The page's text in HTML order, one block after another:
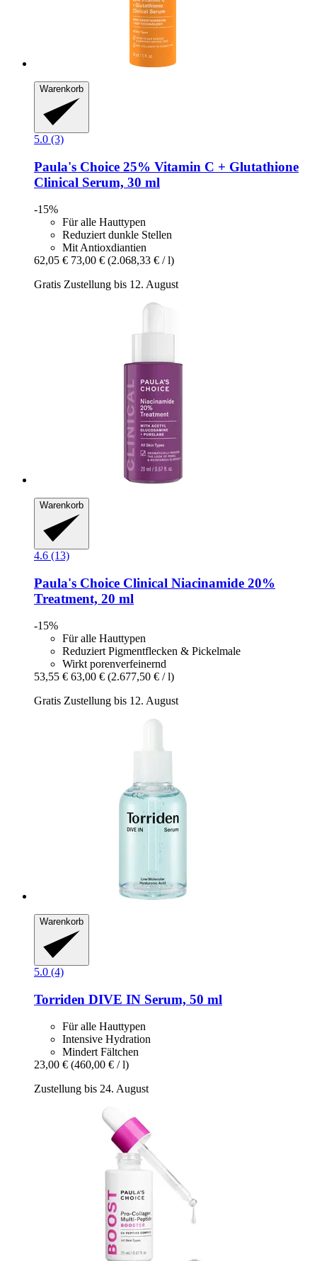
Warenkorb
5.0 (3)
Paula's Choice 25% Vitamin C + Glutathione
Clinical Serum, 30 ml
-15%
Für alle Hauttypen
Reduziert dunkle Stellen
Mit Antioxdiantien
62,05 € 73,00 € (2.068,33 € / l)
Gratis Zustellung bis 12. August
Warenkorb
4.6 (13)
Paula's Choice Clinical Niacinamide 20%
Treatment, 20 ml
-15%
Für alle Hauttypen
Reduziert Pigmentflecken & Pickelmale
Wirkt porenverfeinernd
53,55 € 63,00 € (2.677,50 € / l)
Gratis Zustellung bis 12. August
Warenkorb
5.0 (4)
Torriden DIVE IN Serum, 50 ml
Für alle Hauttypen
Intensive Hydration
Mindert Fältchen
23,00 € (460,00 € / l)
Zustellung bis 24. August